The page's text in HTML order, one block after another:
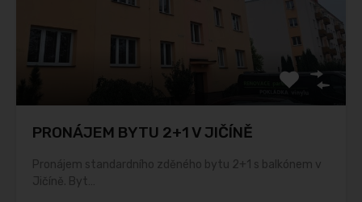
PRONÁJEM BYTU 2+1 V JIČÍNĚ
Pronájem standardního zděného bytu 2+1 s balkónem v
Jičíně. Byt…